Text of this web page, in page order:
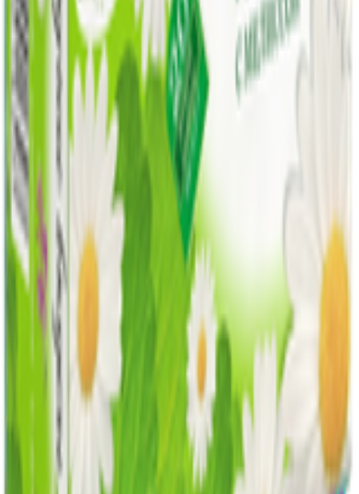
Тех. поддержка
support@yoda.by
ООО «Торговая сеть «Продмир»
УНП 490314725
Свидетельство о государственной регистрации № 490314725
от 30.05.2003г выдано Гомельским облисполкомом
Адрес: 247210, Республика Беларусь, Гомельская обл., г.
Жлобин, ул. Козлова 2-А
Главная